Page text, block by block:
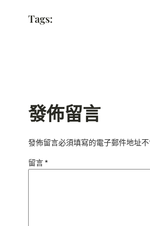
Tags:
發佈留言
發佈留言必須填寫的電子郵件地址不
留言*